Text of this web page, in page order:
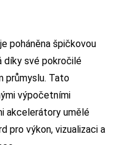
poháněna špičkovou
díky své pokročilé
průmyslu. Tato
výpočetními
akcelerátory umělé
pro výkon, vizualizaci a